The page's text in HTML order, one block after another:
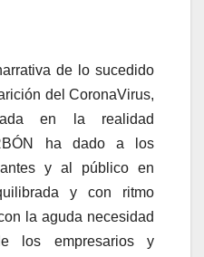
de lo sucedido
del CoronaVirus,
en la realidad
ha dado a los
y al público en
y con ritmo
la aguda necesidad
los empresarios y